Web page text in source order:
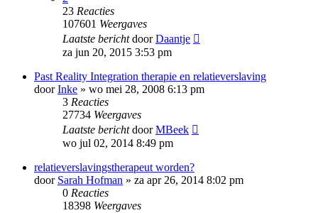
23 Reacties
107601 Weergaves
Laatste berichtdoorDaantje
za jun 20, 2015 3:53 pm
Past Reality Integration therapie en relatieverslaving
doorInke » wo mei 28, 2008 6:13 pm
3 Reacties
27734 Weergaves
Laatste berichtdoorMBeek
wo jul 02, 2014 8:49 pm
relatieverslavingstherapeut worden?
door Sarah Hofman » za apr 26, 2014 8:02 pm
0 Reacties
18398 Weergaves